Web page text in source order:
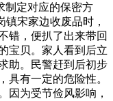
制定对应的保密方
宋家边收废品时，
错，便扒了出来带回
宝贝。家人看到后立
助。民警赶到后初步
具有一定的危险性。
因为受节俭风影响，